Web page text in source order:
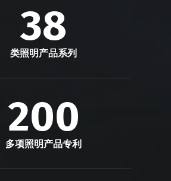
38
类照明产品系列
200
多项照明产品专利